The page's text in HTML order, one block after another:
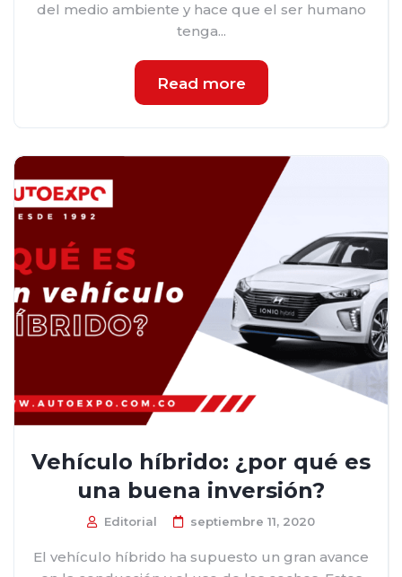
del medio ambiente y hace que el ser humano
tenga...
Read more
Vehículo híbrido: ¿por qué es
una buena inversión?
Editorial septiembre 11, 2020
El vehículo híbrido ha supuesto un gran avance